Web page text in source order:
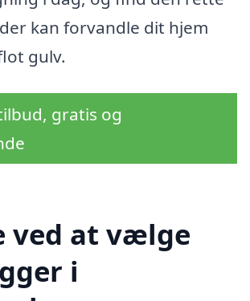
kan forvandle dit hjem
gulv.
gratis og
ved at vælge
i